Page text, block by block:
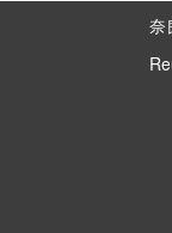
奈